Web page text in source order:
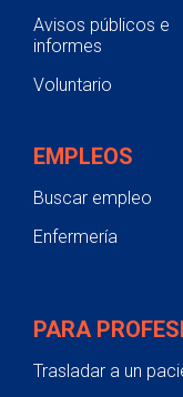
Avisos públicos e
informes
Voluntario
EMPLEOS
Buscar empleo
Enfermería
PARA
Trasladar a un